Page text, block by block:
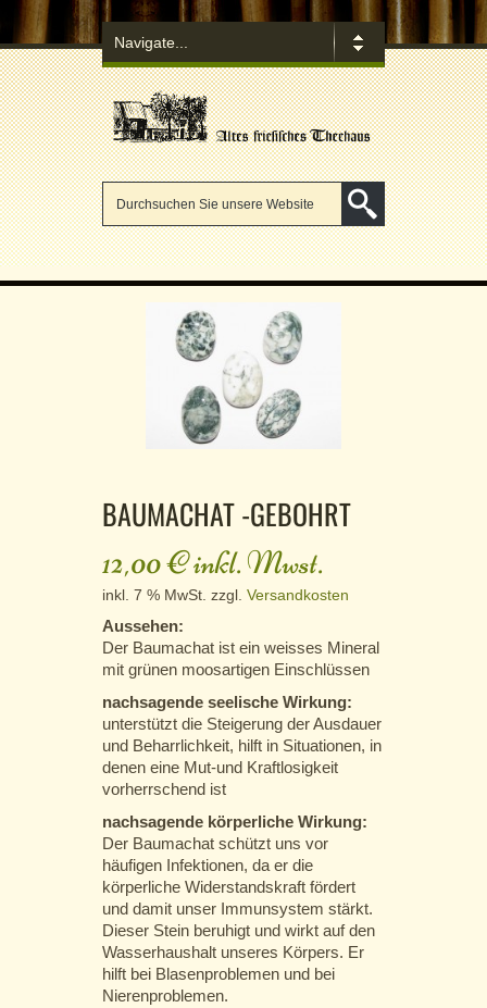
BAUMACHAT -GEBOHRT
12,00€inkl. Mwst.
inkl. 7 % MwSt. zzgl. Versandkosten
Aussehen:
Der Baumachat ist ein weisses Mineral
mit grünen moosartigen Einschlüssen
nachsagende seelische Wirkung:
unterstützt die Steigerung der Ausdauer
und Beharrlichkeit, hilft in Situationen, in
denen eine Mut-und Kraftlosigkeit
vorherrschend ist
nachsagende körperliche Wirkung:
Der Baumachat schützt uns vor
häufigen Infektionen, da er die
körperliche Widerstandskraft fördert
und damit unser Immunsystem stärkt.
Dieser Stein beruhigt und wirkt auf den
Wasserhaushalt unseres Körpers. Er
hilft bei Blasenproblemen und bei
Nierenproblemen.